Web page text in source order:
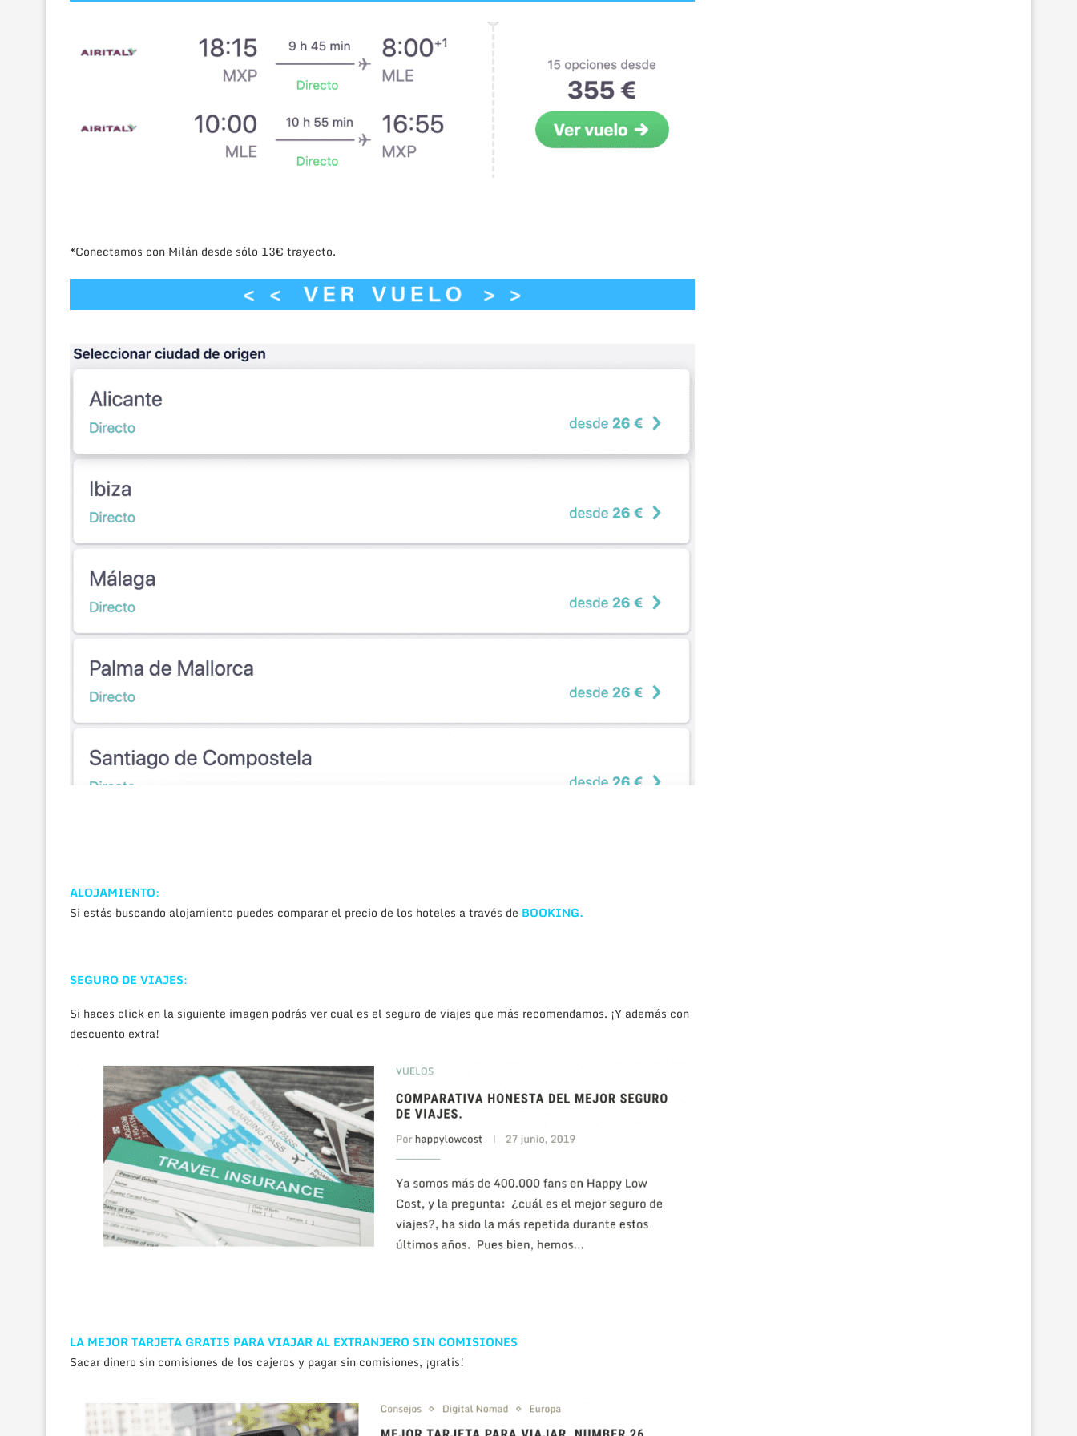
*Conectamos con Milán desde sólo 13€ trayecto.
ALOJAMIENTO:
Si estás buscando alojamiento puedes comparar el precio de los hoteles a través de BOOKING.
SEGURO DE VIAJES:
Si haces click en la siguiente imagen podrás ver cual es el seguro de viajes que más recomendamos. ¡Y además con
descuento extra!
LA MEJOR TARJETA GRATIS PARA VIAJAR AL EXTRANJERO SIN COMISIONES
Sacar dinero sin comisiones de los cajeros y pagar sin comisiones, ¡gratis!